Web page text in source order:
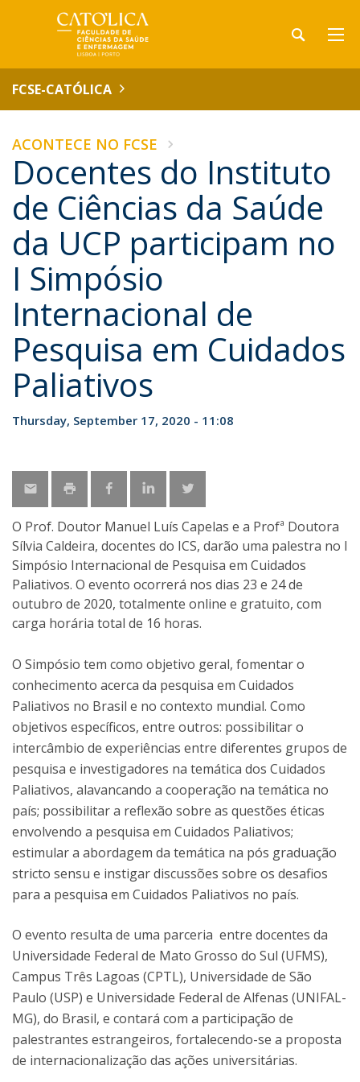
FCSE-CATÓLICA
ACONTECE NO FCSE
Docentes do Instituto
de Ciências da Saúde
da UCP participam no
I Simpósio
Internacional de
Pesquisa em Cuidados
Paliativos
Thursday, September 17, 2020 - 11:08
O Prof. Doutor Manuel Luís Capelas e a Profª Doutora
Sílvia Caldeira, docentes do ICS, darão uma palestra no I
Simpósio Internacional de Pesquisa em Cuidados
Paliativos. O evento ocorrerá nos dias 23 e 24 de
outubro de 2020, totalmente online e gratuito, com
carga horária total de 16 horas.
O Simpósio tem como objetivo geral, fomentar o
conhecimento acerca da pesquisa em Cuidados
Paliativos no Brasil e no contexto mundial. Como
objetivos específicos, entre outros: possibilitar o
intercâmbio de experiências entre diferentes grupos de
pesquisa e investigadores na temática dos Cuidados
Paliativos, alavancando a cooperação na temática no
país; possibilitar a reflexão sobre as questões éticas
envolvendo a pesquisa em Cuidados Paliativos;
estimular a abordagem da temática na pós graduação
stricto sensu e instigar discussões sobre os desafios
para a pesquisa em Cuidados Paliativos no país.
O evento resulta de uma parceria entre docentes da
Universidade Federal de Mato Grosso do Sul (UFMS),
Campus Três Lagoas (CPTL), Universidade de São
Paulo (USP) e Universidade Federal de Alfenas (UNIFAL-
MG), do Brasil, e contará com a participação de
palestrantes estrangeiros, fortalecendo-se a proposta
de internacionalização das ações universitárias.